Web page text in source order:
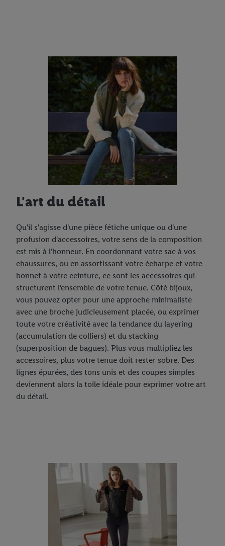
L'art du détail
Qu'il s'agisse d'une pièce fétiche unique ou d'une
profusion d'accessoires, votre sens de la composition
est mis à l'honneur. En coordonnant votre sac à vos
chaussures, ou en assortissant votre écharpe et votre
bonnet à votre ceinture, ce sont les accessoires qui
structurent l'ensemble de votre tenue. Côté bijoux,
vous pouvez opter pour une approche minimaliste
avec une broche judicieusement placée, ou exprimer
toute votre créativité avec la tendance du layering
(accumulation de colliers) et du stacking
(superposition de bagues). Plus vous multipliez les
accessoires, plus votre tenue doit rester sobre. Des
lignes épurées, des tons unis et des coupes simples
deviennent alors la toile idéale pour exprimer votre art
du détail.